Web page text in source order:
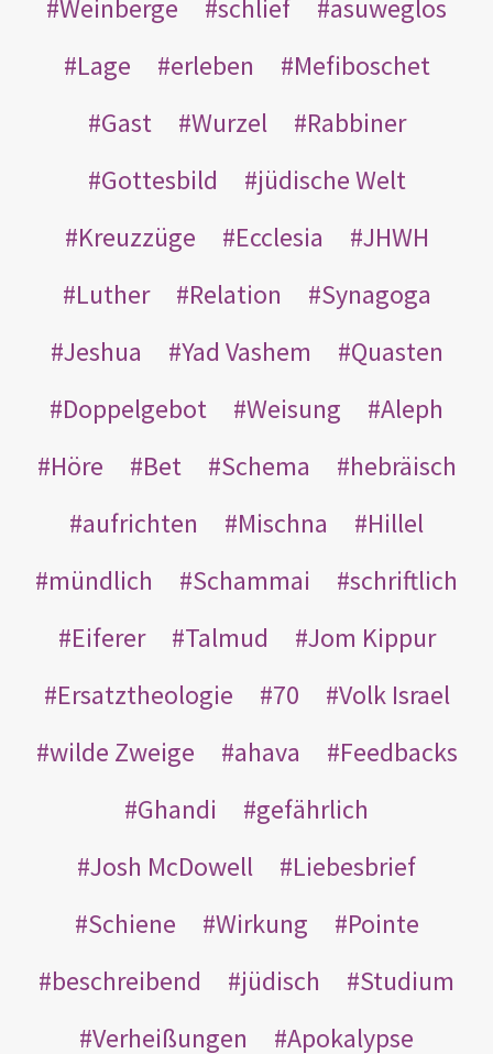
Weinberge
schlief
asuweglos
Lage
erleben
Mefiboschet
Gast
Wurzel
Rabbiner
Gottesbild
jüdische Welt
Kreuzzüge
Ecclesia
JHWH
Luther
Relation
Synagoga
Jeshua
Yad Vashem
Quasten
Doppelgebot
Weisung
Aleph
Höre
Bet Schema
hebräisch
aufrichten
Mischna
Hillel
mündlich
Schammai
schriftlich
Eiferer
Talmud
Jom Kippur
Ersatztheologie
70
Volk Israel
wilde Zweige
ahava
Feedbacks
Ghandi
gefährlich
Josh McDowell
Liebesbrief
Schiene
Wirkung
Pointe
beschreibend
jüdisch
Studium
Verheißungen
Apokalypse